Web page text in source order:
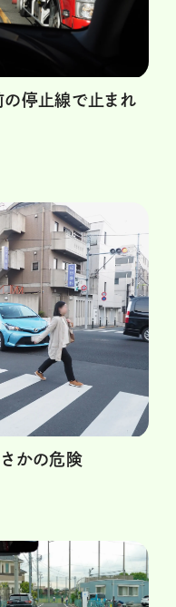
の停止線で止まれ
かの危険